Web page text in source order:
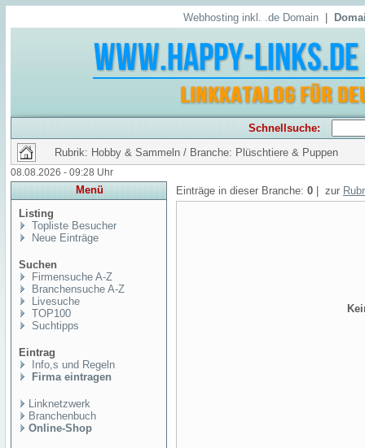
Webhosting inkl. .de Domain
Schnellsuche:
Rubrik: Hobby & Sammeln / Branche: Plüschtiere & Puppen
08.08.2026 - 09:28 Uhr
Menü
Listing
Topliste Besucher
Neue Einträge
Suchen
Firmensuche A-Z
Branchensuche A-Z
Livesuche
TOP100
Suchtipps
Eintrag
Info,s und Regeln
Firma eintragen
Linknetzwerk
Branchenbuch
Online-Shop
Einträge in dieser Branche: 0 | zur